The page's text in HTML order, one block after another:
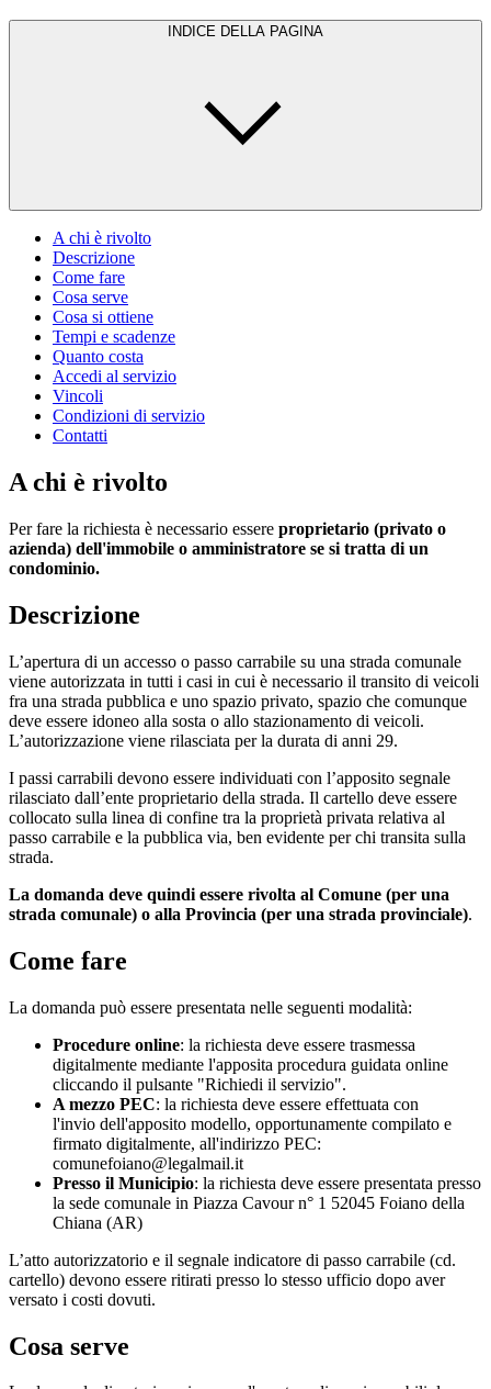
INDICE DELLA PAGINA
A chi è rivolto
Descrizione
Come fare
Cosa serve
Cosa si ottiene
Tempi e scadenze
Quanto costa
Accedi al servizio
Vincoli
Condizioni di servizio
Contatti
A chi è rivolto
Per fare la richiesta è necessario essere proprietario (privato o
azienda) dell'immobile o amministratore se si tratta di un
condominio.
Descrizione
L’apertura di un accesso o passo carrabile su una strada comunale
viene autorizzata in tutti i casi in cui è necessario il transito di veicoli
fra una strada pubblica e uno spazio privato, spazio che comunque
deve essere idoneo alla sosta o allo stazionamento di veicoli.
L’autorizzazione viene rilasciata per la durata di anni 29.
I passi carrabili devono essere individuati con l’apposito segnale
rilasciato dall’ente proprietario della strada. Il cartello deve essere
collocato sulla linea di confine tra la proprietà privata relativa al
passo carrabile e la pubblica via, ben evidente per chi transita sulla
strada.
La domanda deve quindi essere rivolta al Comune (per una
strada comunale) o alla Provincia (per una strada provinciale).
Come fare
La domanda può essere presentata nelle seguenti modalità:
Procedure online: la richiesta deve essere trasmessa
digitalmente mediante l'apposita procedura guidata online
cliccando il pulsante "Richiedi il servizio".
A mezzo PEC: la richiesta deve essere effettuata con
l'invio dell'apposito modello, opportunamente compilato e
firmato digitalmente, all'indirizzo PEC:
comunefoiano@legalmail.it
Presso il Municipio: la richiesta deve essere presentata presso
la sede comunale in Piazza Cavour n° 1 52045 Foiano della
Chiana (AR)
L’atto autorizzatorio e il segnale indicatore di passo carrabile (cd.
cartello) devono essere ritirati presso lo stesso ufficio dopo aver
versato i costi dovuti.
Cosa serve